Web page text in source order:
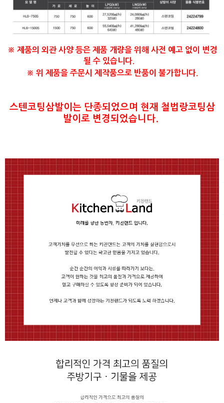
※ 제품의 외관 사양 등은 제품 개량을 위해 사전 예고 없이 변경
될 수 있습니다.
※ 위 제품을 주문시 제작품으로 반품이 불가합니다.
스텐코팅삼발이는 단종되었으며 현재 철법랑코팅삼
발이로 변경되었습니다.